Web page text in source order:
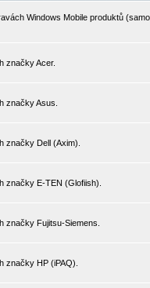
Windows Mobile produktů
značky Acer.
značky Asus.
značky Dell (Axim).
značky E-TEN (Glofiish).
značky Fujitsu-Siemens.
značky HP (iPAQ).